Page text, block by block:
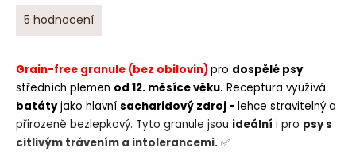
Průměrné
hodnocení
je
5,0
z
5
hvězdiček.
5 hodnocení
Grain-free granule (bez obilovin)pro dospělé psy
středních plemen od 12. měsíce věku. Receptura využívá
batátyjako hlavní sacharidový zdroj - lehce stravitelný a
přirozeně bezlepkový. Tyto granule jsou ideální i pro psy s
citlivým trávením a intolerancemi. ✅